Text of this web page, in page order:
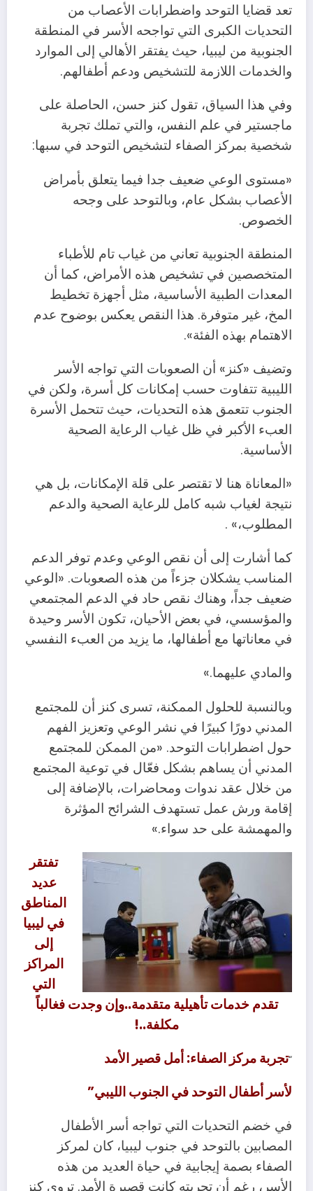
تعد قضايا التوحد واضطرابات الأعصاب من
التحديات الكبرى التي تواجحه الأسر في المنطقة
الجنوبية من ليبيا، حيث يفتقر الأهالي إلى الموارد
والخدمات اللازمة للتشخيص ودعم أطفالهم.
وفي هذا السياق، تقول كنز حسن، الحاصلة على
ماجستير في علم النفس، والتي تملك تجربة
شخصية بمركز الصفاء لتشخيص التوحد في سبها:
«مستوى الوعي ضعيف جدا فيما يتعلق بأمراض
الأعصاب بشكل عام، وبالتوحد على وجحه
الخصوص.
المنطقة الجنوبية تعاني من غياب تام للأطباء
المتخصصين في تشخيص هذه الأمراض، كما أن
المعدات الطبية الأساسية، مثل أجهزة تخطيط
المخ، غير متوفرة. هذا النقص يعكس بوضوح عدم
الاهتمام بهذه الفئة».
وتضيف «كنز» أن الصعوبات التي تواجه الأسر
الليبية تتفاوت حسب إمكانات كل أسرة، ولكن في
الجنوب تتعمق هذه التحديات، حيث تتحمل الأسرة
العبء الأكبر في ظل غياب الرعاية الصحية
الأساسية.
«المعاناة هنا لا تقتصر على قلة الإمكانات، بل هي
نتيجة لغياب شبه كامل للرعاية الصحية والدعم
المطلوب،» .
كما أشارت إلى أن نقص الوعي وعدم توفر الدعم
المناسب يشكلان جزءاً من هذه الصعوبات. «الوعي
ضعيف جداً، وهناك نقص حاد في الدعم المجتمعي
والمؤسسي، في بعض الأحيان، تكون الأسر وحيدة
في معاناتها مع أطفالها، ما يزيد من العبء النفسي
والمادي عليهما.»
وبالنسبة للحلول الممكنة، تسرى كنز أن للمجتمع
المدني دورًا كبيرًا في نشر الوعي وتعزيز الفهم
حول اضطرابات التوحد. «من الممكن للمجتمع
المدني أن يساهم بشكل فعّال في توعية المجتمع
من خلال عقد ندوات ومحاضرات، بالإضافة إلى
إقامة ورش عمل تستهدف الشرائح المؤثرة
والمهمشة على حد سواء.»
تفتقر
عديد
المناطق
في ليبيا
إلى
المراكز
التي
تقدم خدمات تأهيلية متقدمة..وإن وجدت فغالباً
مكلفة..!
“تجربة مركز الصفاء: أمل قصير الأمد
لأسر أطفال التوحد في الجنوب الليبي”
في خضم التحديات التي تواجه أسر الأطفال
المصابين بالتوحد في جنوب ليبيا، كان لمركز
الصفاء بصمة إيجابية في حياة العديد من هذه
الأسر، رغم أن تجربته كانت قصيرة الأمد. تروي كنز